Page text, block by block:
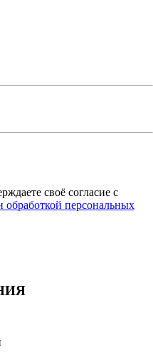
своё согласие с
персональных